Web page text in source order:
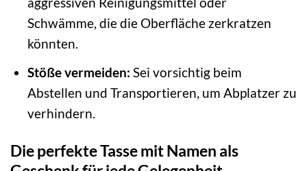
Schwämme, die die Oberfläche zerkratzen
könnten.
Stöße vermeiden: Sei vorsichtig beim
Abstellen und Transportieren, um Abplatzer zu
verhindern.
Die perfekte Tasse mit Namen als